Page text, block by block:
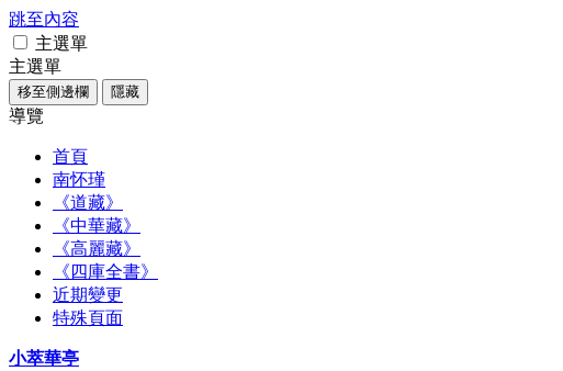
跳至內容
主選單
主選單
移至側邊欄 隱藏
導覽
首頁
南怀瑾
《道藏》
《中華藏》
《高麗藏》
《四庫全書》
近期變更
特殊頁面
小萃華亭